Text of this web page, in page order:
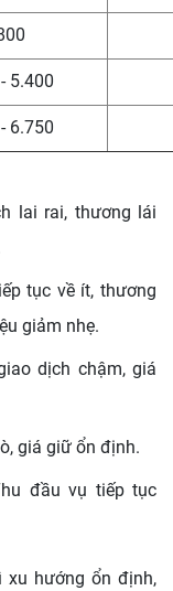
5.400
6.750
lai rai, thương lái
tục về ít, thương
giảm nhẹ.
dịch chậm, giá
giá giữ ổn định.
đầu vụ tiếp tục
hướng ổn định,